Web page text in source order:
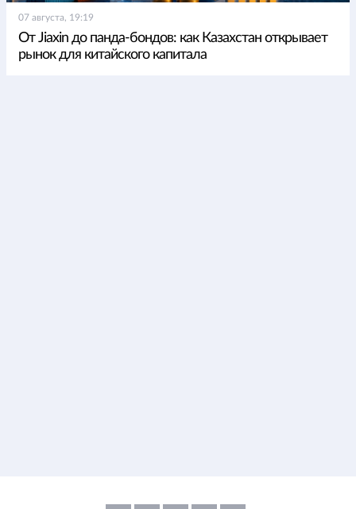
07 августа, 19:19
От Jiaxin до панда-бондов: как Казахстан открывает
рынок для китайского капитала